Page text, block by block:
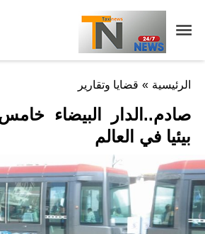
الرئيسية » قضايا وتقارير
صادم..الدار البيضاء
بيئيا في العالم